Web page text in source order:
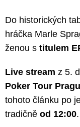
Do historických
hráčka Marle
ženou s titulem
Live stream z 5.
Poker Tour
tohoto článku po
tradičně od 12:00.